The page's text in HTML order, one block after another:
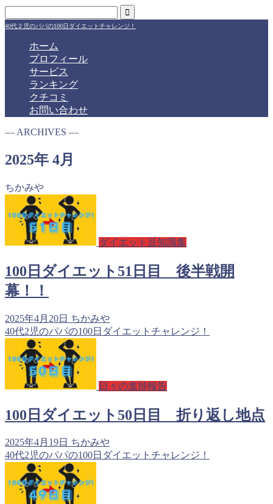
40代２児のパパの100日ダイエットチャレンジ！
ホーム
プロフィール
サービス
ランキング
クチコミ
お問い合わせ
― ARCHIVES ―
2025年 4月
ちかみや
ダイエット豆知識集
100日ダイエット51日目 後半戦開
幕！！
2025年4月20日 ちかみや
40代2児のパパの100日ダイエットチャレンジ！
日々の進捗報告
100日ダイエット50日目 折り返し地点
2025年4月19日 ちかみや
40代2児のパパの100日ダイエットチャレンジ！